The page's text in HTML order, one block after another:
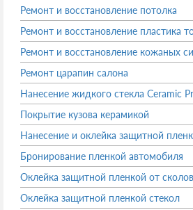
Ремонт и восстановление потолка
Ремонт и восстановление пластика
Ремонт и восстановление кожаных
Ремонт царапин салона
Нанесение жидкого стекла Ceramic
Покрытие кузова керамикой
Нанесение и оклейка защитной
Бронирование пленкой автомобиля
Оклейка защитной пленкой от сколов
Оклейка защитной пленкой стекол